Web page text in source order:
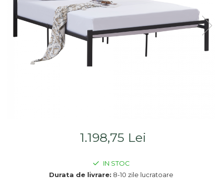
Scaune living/dining
Set mobilier Living
Seturi masa +scaune
Tabureti
Seturi dormitoare
complete
Suporturi
saltea/Somiere/Gratii
pentru pat
1.198,75 Lei
IN STOC
Durata de livrare: 8-10 zile lucratoare